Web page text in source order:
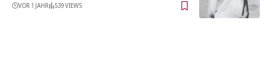
VOR 1 JAHR 539 VIEWS